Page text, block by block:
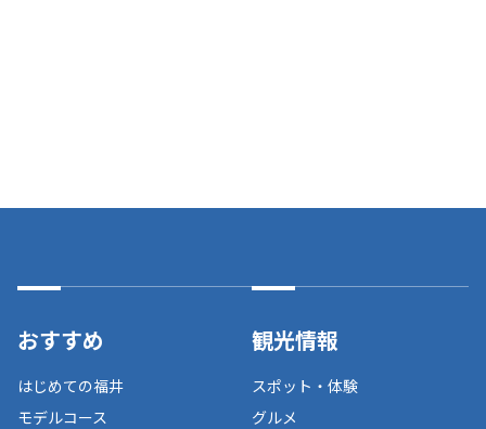
おすすめ
はじめての福井
モデルコース
観光情報
スポット・体験
グルメ